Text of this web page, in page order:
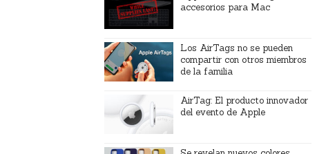
accesorios para Mac
Los AirTags no se pueden
compartir con otros miembros
de la familia
AirTag: El producto innovador
del evento de Apple